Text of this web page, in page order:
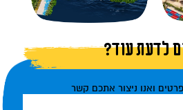
לדעת עוד?
ואנו ניצור אתכם קשר